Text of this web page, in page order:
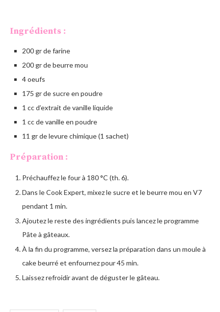
Ingrédients :
200 gr de farine
200 gr de beurre mou
4 oeufs
175 gr de sucre en poudre
1 cc d’extrait de vanille liquide
1 cc de vanille en poudre
11 gr de levure chimique (1 sachet)
Préparation :
Préchauffez le four à 180 °C (th. 6).
Dans le Cook Expert, mixez le sucre et le beurre mou en V7
pendant 1 min.
Ajoutez le reste des ingrédients puis lancez le programme
Pâte à gâteaux.
À la fin du programme, versez la préparation dans un moule à
cake beurré et enfournez pour 45 min.
Laissez refroidir avant de déguster le gâteau.